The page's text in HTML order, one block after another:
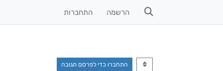
הרשמה התחברות
התחברו כדי לפרסם תגובה